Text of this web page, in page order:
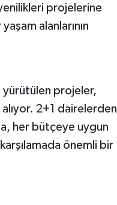
projelerine
alanlarının
projeler,
alıyor. 2+1 dairelerden
her bütçeye uygun
önemli bir